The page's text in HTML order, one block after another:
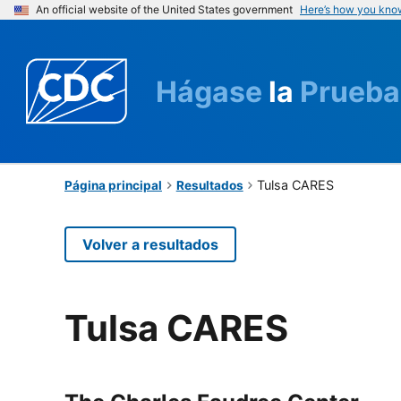
An official website of the United States government Here’s how you
Hágase la Prueba
Página principal Resultados Tulsa CARES
Volver a resultados
Tulsa CARES